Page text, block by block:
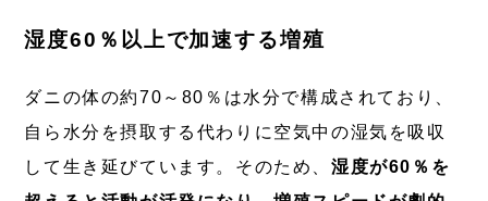
湿度60％以上で加速する増殖
ダニの体の約70～80％は水分で構成されており、
自ら水分を摂取する代わりに空気中の湿気を吸収
して生き延びています。そのため、湿度が60％を